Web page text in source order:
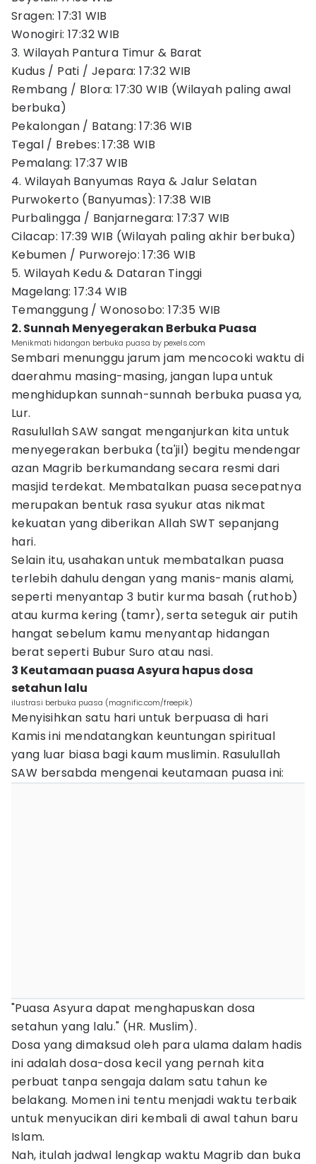
Sragen: 17:31 WIB
Wonogiri: 17:32 WIB
3. Wilayah Pantura Timur & Barat
Kudus / Pati / Jepara: 17:32 WIB
Rembang / Blora: 17:30 WIB (Wilayah paling awal
berbuka)
Pekalongan / Batang: 17:36 WIB
Tegal / Brebes: 17:38 WIB
Pemalang: 17:37 WIB
4. Wilayah Banyumas Raya & Jalur Selatan
Purwokerto (Banyumas): 17:38 WIB
Purbalingga / Banjarnegara: 17:37 WIB
Cilacap: 17:39 WIB (Wilayah paling akhir berbuka)
Kebumen / Purworejo: 17:36 WIB
5. Wilayah Kedu & Dataran Tinggi
Magelang: 17:34 WIB
Temanggung / Wonosobo: 17:35 WIB
2. Sunnah Menyegerakan Berbuka Puasa
Menikmati hidangan berbuka puasa by pexels.com
Sembari menunggu jarum jam mencocoki waktu di
daerahmu masing-masing, jangan lupa untuk
menghidupkan sunnah-sunnah berbuka puasa ya,
Lur.
Rasulullah SAW sangat menganjurkan kita untuk
menyegerakan berbuka (ta'jil) begitu mendengar
azan Magrib berkumandang secara resmi dari
masjid terdekat. Membatalkan puasa secepatnya
merupakan bentuk rasa syukur atas nikmat
kekuatan yang diberikan Allah SWT sepanjang
hari.
Selain itu, usahakan untuk membatalkan puasa
terlebih dahulu dengan yang manis-manis alami,
seperti menyantap 3 butir kurma basah (ruthob)
atau kurma kering (tamr), serta seteguk air putih
hangat sebelum kamu menyantap hidangan
berat seperti Bubur Suro atau nasi.
3 Keutamaan puasa Asyura hapus dosa
setahun lalu
ilustrasi berbuka puasa (magnific.com/freepik)
Menyisihkan satu hari untuk berpuasa di hari
Kamis ini mendatangkan keuntungan spiritual
yang luar biasa bagi kaum muslimin. Rasulullah
SAW bersabda mengenai keutamaan puasa ini:
"Puasa Asyura dapat menghapuskan dosa
setahun yang lalu." (HR. Muslim).
Dosa yang dimaksud oleh para ulama dalam hadis
ini adalah dosa-dosa kecil yang pernah kita
perbuat tanpa sengaja dalam satu tahun ke
belakang. Momen ini tentu menjadi waktu terbaik
untuk menyucikan diri kembali di awal tahun baru
Islam.
Nah, itulah jadwal lengkap waktu Magrib dan buka